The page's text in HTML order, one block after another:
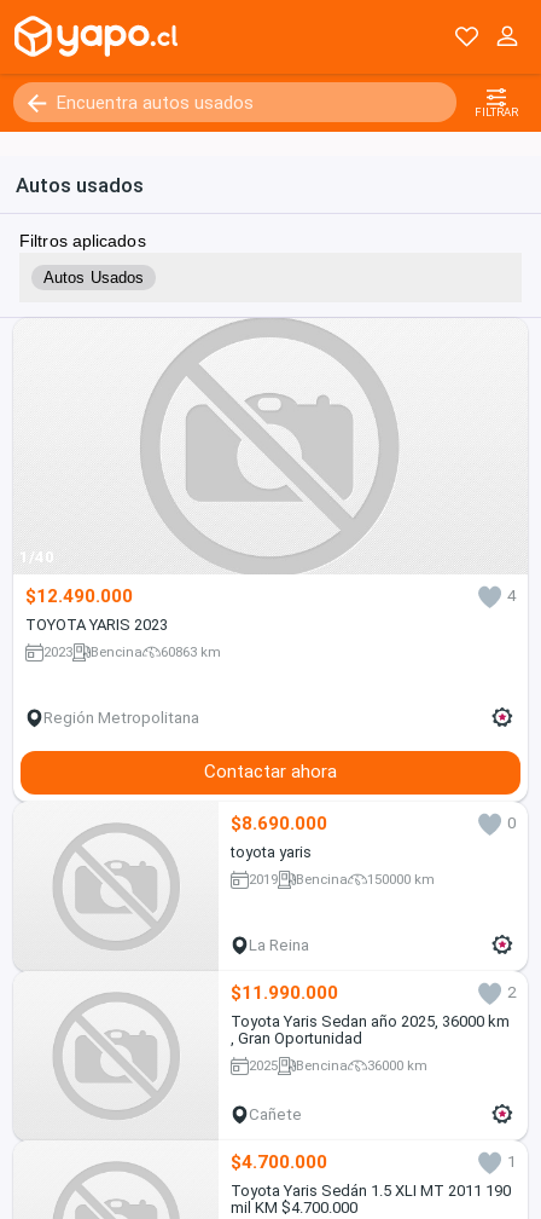
FILTRAR
Autos usados
Filtros aplicados
Autos Usados
1/40
$12.490.000
4
TOYOTA YARIS 2023
2023 Bencina 60863 km
Región Metropolitana
Contactar ahora
$8.690.000
0
toyota yaris
2019 Bencina 150000 km
La Reina
$11.990.000
2
Toyota Yaris Sedan año 2025, 36000 km
, Gran Oportunidad
2025 Bencina 36000 km
Cañete
$4.700.000
1
Toyota Yaris Sedán 1.5 XLI MT 2011 190
mil KM $4.700.000